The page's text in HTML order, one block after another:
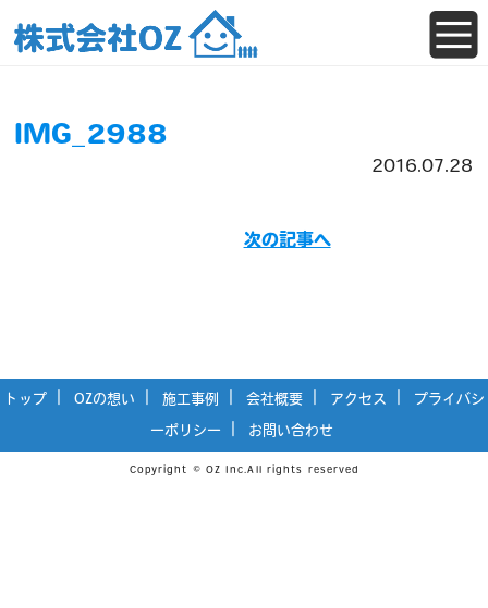
IMG_2988
2016.07.28
次の記事へ
トップ OZの想い 施工事例 会社概要 アクセス プライバシ
ーポリシー お問い合わせ
Copyright © OZ Inc.All rights reserved